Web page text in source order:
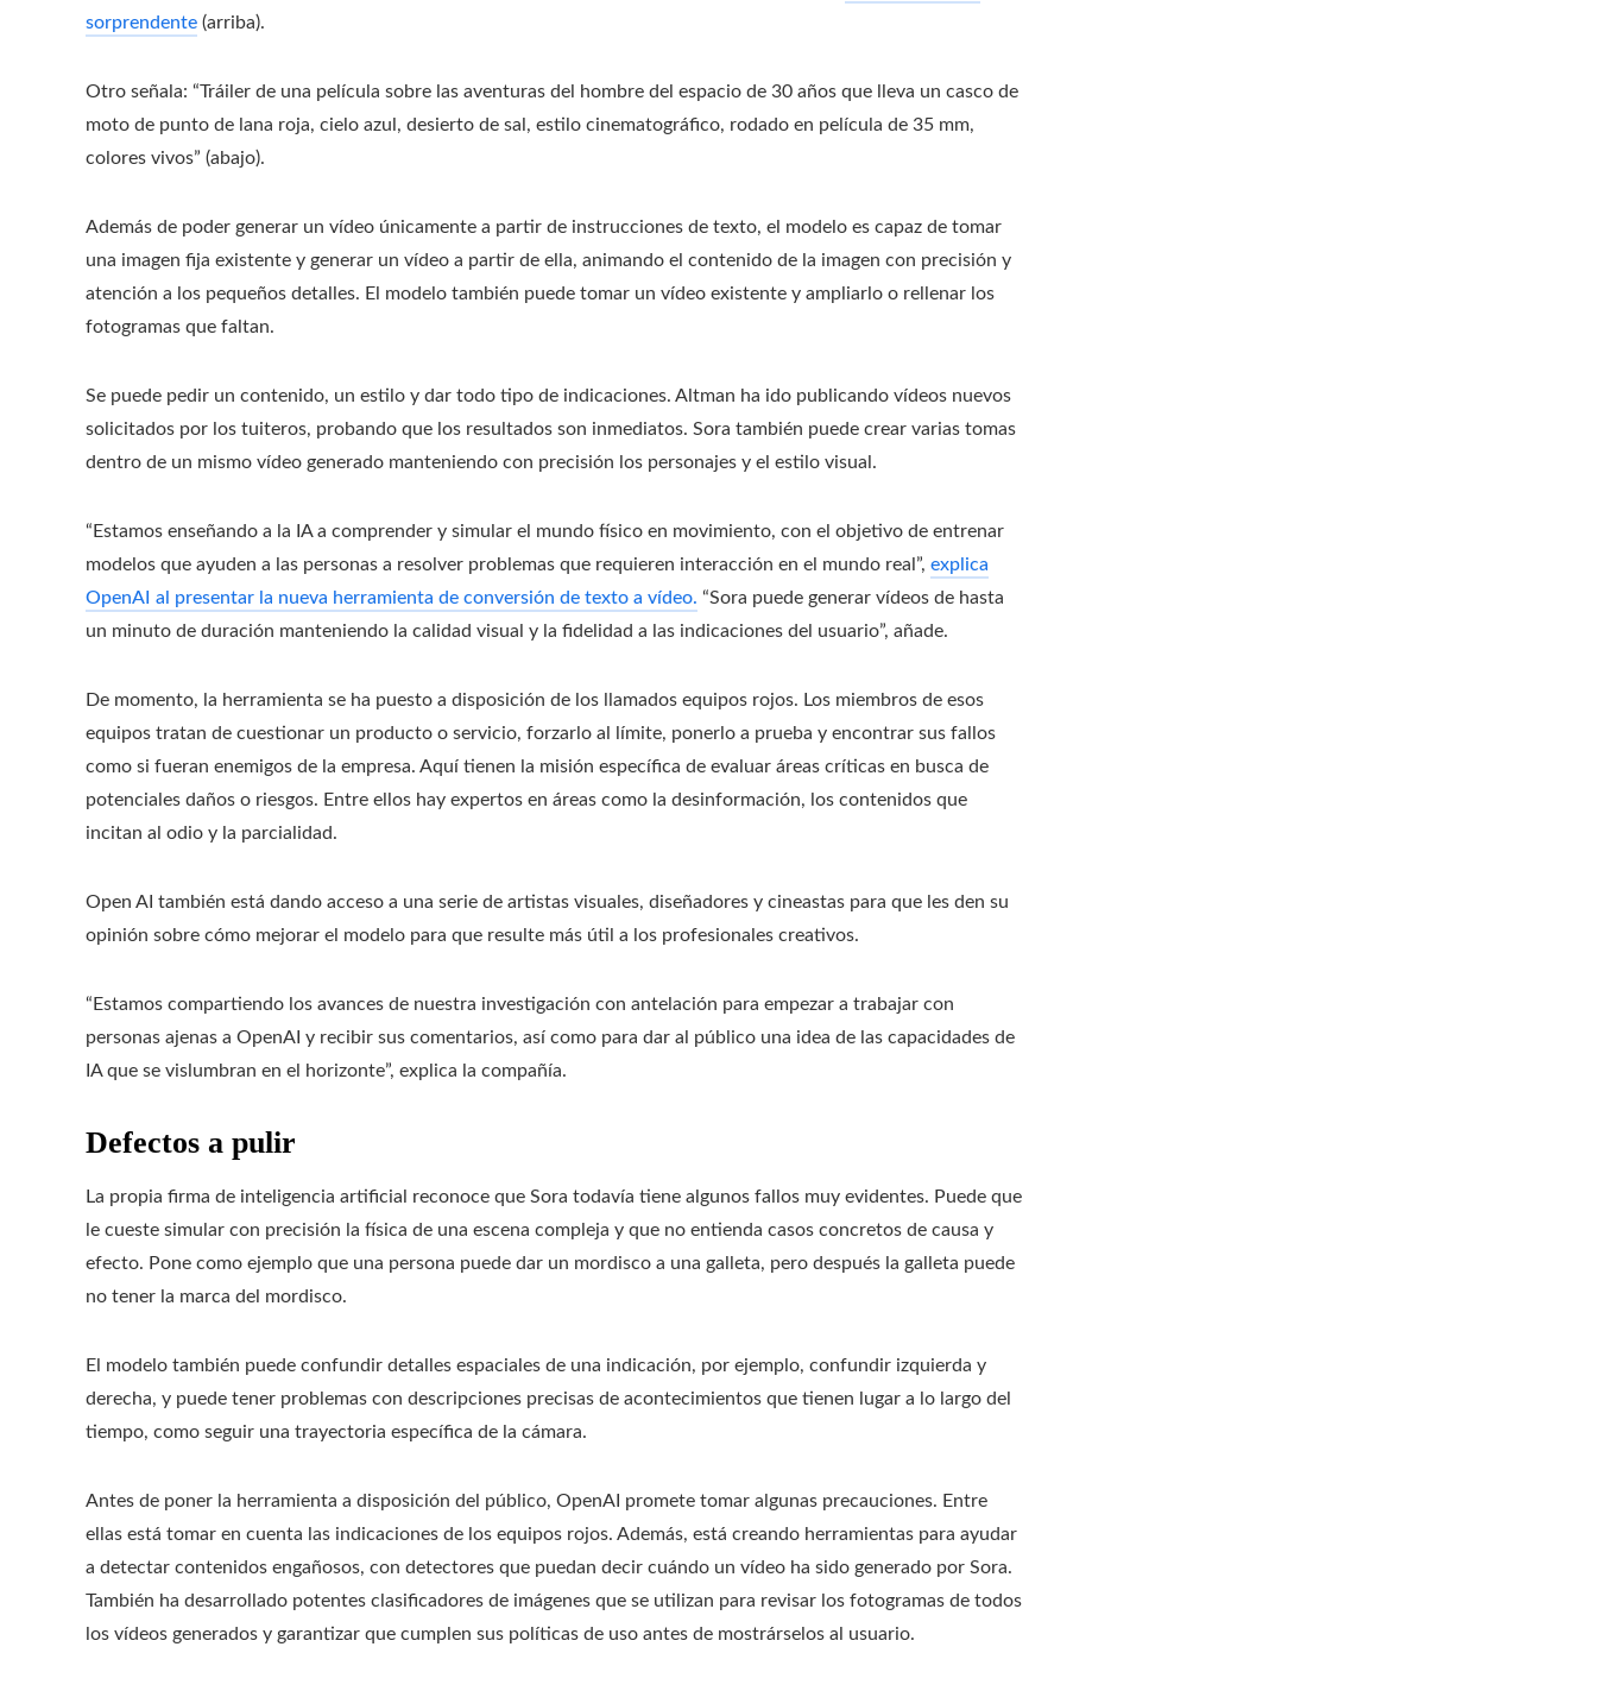
sorprendente (arriba).
Otro señala: “Tráiler de una película sobre las aventuras del hombre del espacio de 30 años que lleva un casco de
moto de punto de lana roja, cielo azul, desierto de sal, estilo cinematográfico, rodado en película de 35 mm,
colores vivos” (abajo).
Además de poder generar un vídeo únicamente a partir de instrucciones de texto, el modelo es capaz de tomar
una imagen fija existente y generar un vídeo a partir de ella, animando el contenido de la imagen con precisión y
atención a los pequeños detalles. El modelo también puede tomar un vídeo existente y ampliarlo o rellenar los
fotogramas que faltan.
Se puede pedir un contenido, un estilo y dar todo tipo de indicaciones. Altman ha ido publicando vídeos nuevos
solicitados por los tuiteros, probando que los resultados son inmediatos. Sora también puede crear varias tomas
dentro de un mismo vídeo generado manteniendo con precisión los personajes y el estilo visual.
“Estamos enseñando a la IA a comprender y simular el mundo físico en movimiento, con el objetivo de entrenar
modelos que ayuden a las personas a resolver problemas que requieren interacción en el mundo real”, explica
OpenAI al presentar la nueva herramienta de conversión de texto a vídeo. “Sora puede generar vídeos de hasta
un minuto de duración manteniendo la calidad visual y la fidelidad a las indicaciones del usuario”, añade.
De momento, la herramienta se ha puesto a disposición de los llamados equipos rojos. Los miembros de esos
equipos tratan de cuestionar un producto o servicio, forzarlo al límite, ponerlo a prueba y encontrar sus fallos
como si fueran enemigos de la empresa. Aquí tienen la misión específica de evaluar áreas críticas en busca de
potenciales daños o riesgos. Entre ellos hay expertos en áreas como la desinformación, los contenidos que
incitan al odio y la parcialidad.
Open AI también está dando acceso a una serie de artistas visuales, diseñadores y cineastas para que les den su
opinión sobre cómo mejorar el modelo para que resulte más útil a los profesionales creativos.
“Estamos compartiendo los avances de nuestra investigación con antelación para empezar a trabajar con
personas ajenas a OpenAI y recibir sus comentarios, así como para dar al público una idea de las capacidades de
IA que se vislumbran en el horizonte”, explica la compañía.
Defectos a pulir
La propia firma de inteligencia artificial reconoce que Sora todavía tiene algunos fallos muy evidentes. Puede que
le cueste simular con precisión la física de una escena compleja y que no entienda casos concretos de causa y
efecto. Pone como ejemplo que una persona puede dar un mordisco a una galleta, pero después la galleta puede
no tener la marca del mordisco.
El modelo también puede confundir detalles espaciales de una indicación, por ejemplo, confundir izquierda y
derecha, y puede tener problemas con descripciones precisas de acontecimientos que tienen lugar a lo largo del
tiempo, como seguir una trayectoria específica de la cámara.
Antes de poner la herramienta a disposición del público, OpenAI promete tomar algunas precauciones. Entre
ellas está tomar en cuenta las indicaciones de los equipos rojos. Además, está creando herramientas para ayudar
a detectar contenidos engañosos, con detectores que puedan decir cuándo un vídeo ha sido generado por Sora.
También ha desarrollado potentes clasificadores de imágenes que se utilizan para revisar los fotogramas de todos
los vídeos generados y garantizar que cumplen sus políticas de uso antes de mostrárselos al usuario.